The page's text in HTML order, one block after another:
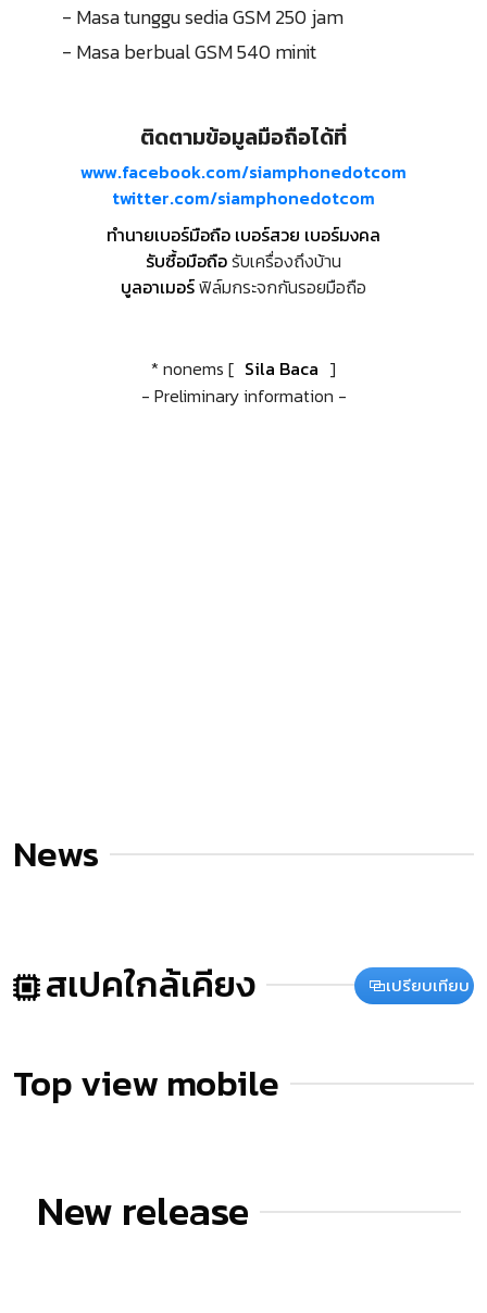
- Masa tunggu sedia GSM 250 jam
- Masa berbual GSM 540 minit
ติดตามข้อมูลมือถือได้ที่
www.facebook.com/siamphonedotcom
twitter.com/siamphonedotcom
ทำนายเบอร์มือถือ เบอร์สวย เบอร์มงคล
รับซื้อมือถือรับเครื่องถึงบ้าน
บูลอาเมอร์ฟิล์มกระจกกันรอยมือถือ
* nonems [ Sila Baca ]
- Preliminary information -
News
สเปคใกล้เคียง เปรียบเทียบ
Top view mobile
New release